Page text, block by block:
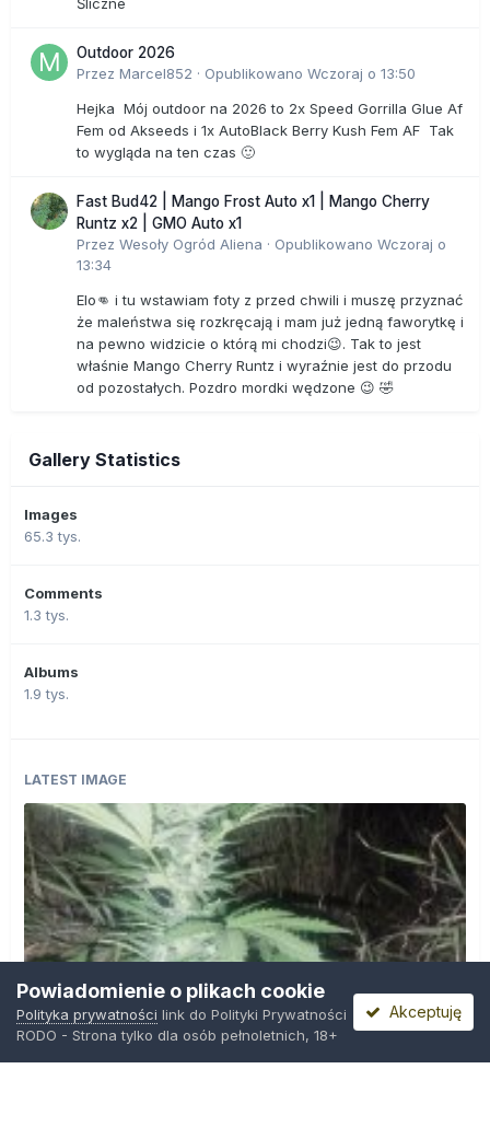
Śliczne
Outdoor 2026
Przez Marcel852 · Opublikowano Wczoraj o 13:50
Hejka Mój outdoor na 2026 to 2x Speed Gorrilla Glue Af
Fem od Akseeds i 1x AutoBlack Berry Kush Fem AF Tak
to wygląda na ten czas 🙂
Fast Bud42 | Mango Frost Auto x1 | Mango Cherry
Runtz x2 | GMO Auto x1
Przez Wesoły Ogród Aliena · Opublikowano Wczoraj o
13:34
Elo👊 i tu wstawiam foty z przed chwili i muszę przyznać
że maleństwa się rozkręcają i mam już jedną faworytkę i
na pewno widzicie o którą mi chodzi😉. Tak to jest
właśnie Mango Cherry Runtz i wyraźnie jest do przodu
od pozostałych. Pozdro mordki wędzone 😉 🤣
Gallery Statistics
Images
65.3 tys.
Comments
1.3 tys.
Albums
1.9 tys.
LATEST IMAGE
Powiadomienie o plikach cookie
Polityka prywatności link do Polityki Prywatności
RODO - Strona tylko dla osób pełnoletnich, 18+
Akceptuję